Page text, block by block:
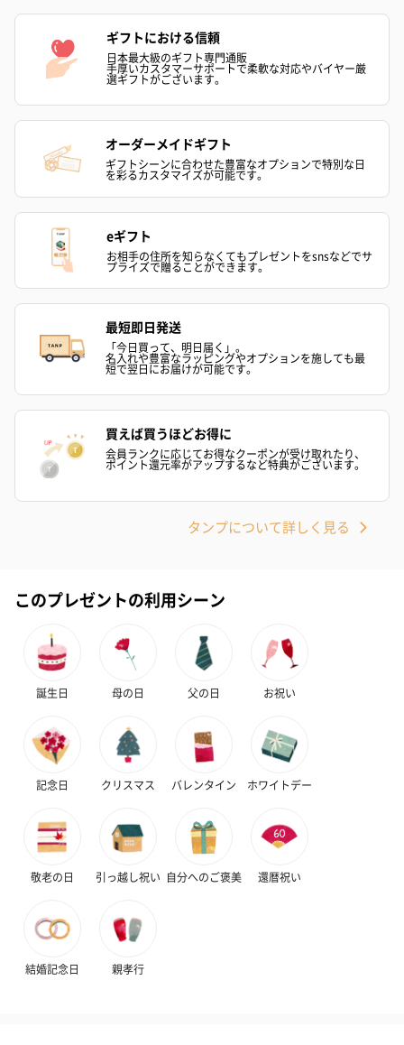
フラッグカプセル：イ
ンセンススティック
（END）（880円）
フラッグカプセル：イ
ンセンススティック
（St.OSMANTHUS）
（880円）
ショートイン
（880円）
お酒
お酒を同梱してお届けいたします。
※20歳未満の方への酒類の販売はいたしません。
プレミアムビール イネ
ディット（712円）
実楽山田錦 特別純米
酒（655円）
ジョニ－ウ
円）
いぶりがっことチーズ
のオイル漬（981円）
ごろっとうまみ チーズ
のオイル漬（塩麹&レモ
ン）（981円）
ギフトにおける信頼
日本最大級のギフト専門通販
手厚いカスタマーサポートで柔軟な対応やバイヤー厳
選ギフトがございます。
オーダーメイドギフト
ギフトシーンに合わせた豊富なオプションで特別な日
を彩るカスタマイズが可能です。
eギフト
お相手の住所を知らなくてもプレゼントをsnsなどでサ
プライズで贈ることができます。
最短即日発送
「今日買って、明日届く」。
名入れや豊富なラッピングやオプションを施しても最
短で翌日にお届けが可能です。
買えば買うほどお得に
会員ランクに応じてお得なクーポンが受け取れたり、
ポイント還元率がアップするなど特典がございます。
タンプについて詳しく見る
このプレゼントの利用シーン
誕生日 母の日 父の日 お祝い
記念日 クリスマス バレンタイン ホワイトデー
敬老の日 引っ越し祝い 自分へのご褒美 還暦祝い
結婚記念日 親孝行